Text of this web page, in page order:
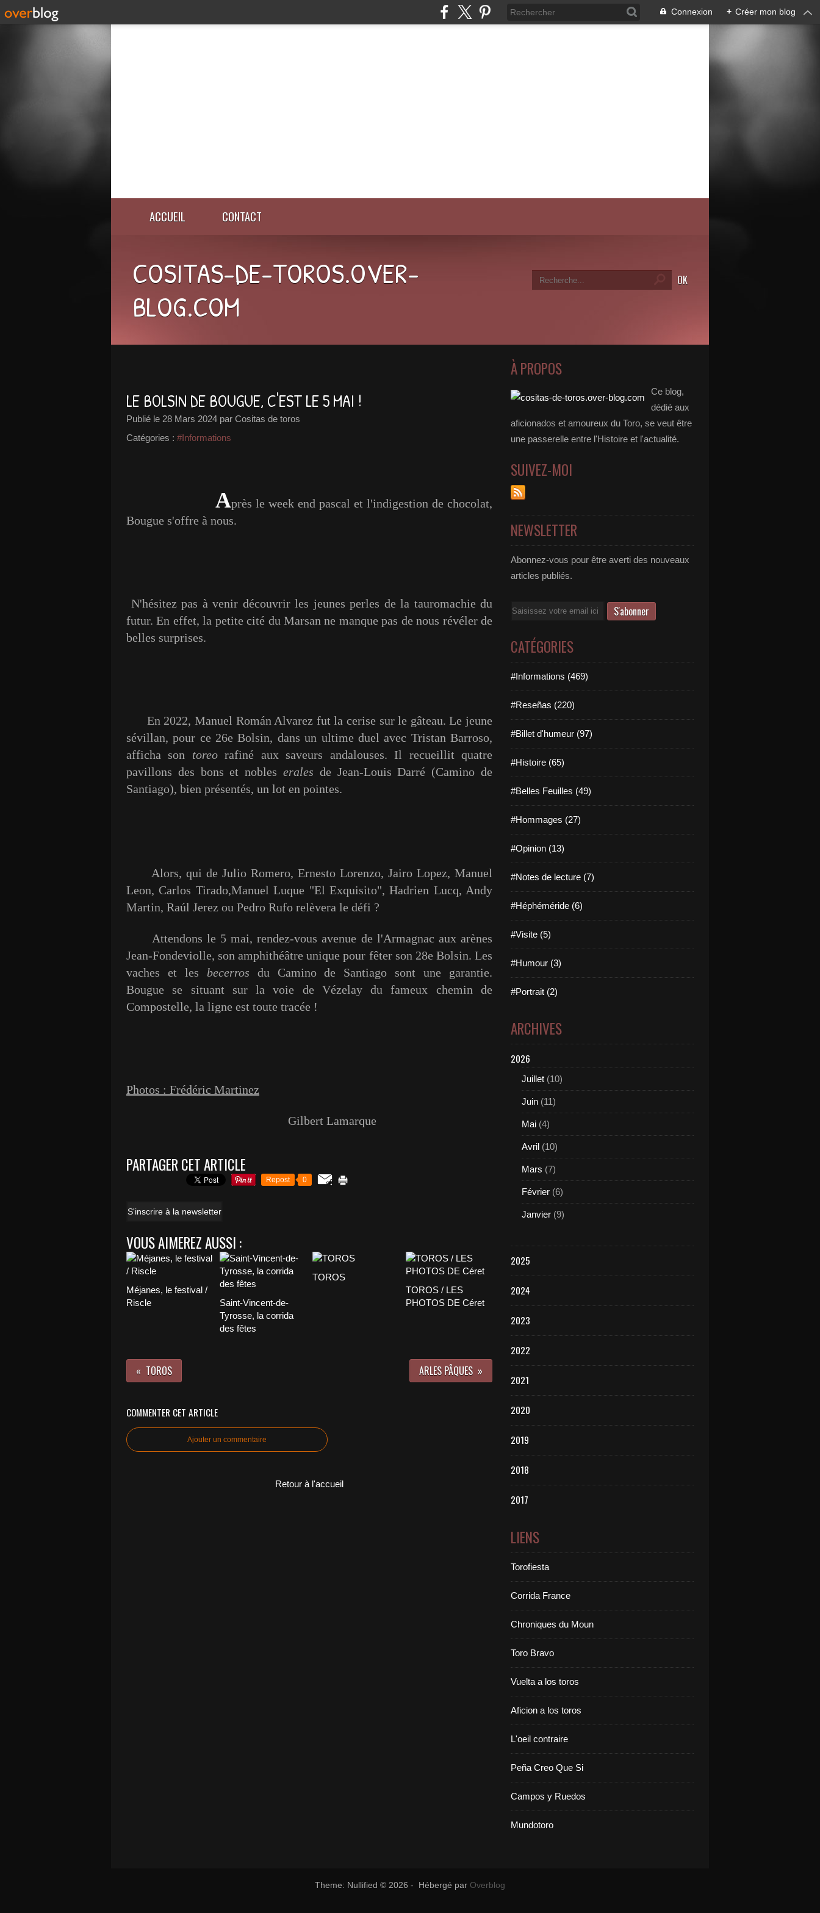
Connexion + Créer mon blog
ACCUEIL CONTACT
COSITAS-DE-TOROS.OVER-
BLOG.COM
LE BOLSIN DE BOUGUE, C'EST LE 5 MAI !
Publié le 28 Mars 2024 par Cositas de toros
Catégories : #Informations
Après le week end pascal et l'indigestion de chocolat,
Bougue s'offre à nous.
N'hésitez pas à venir découvrir les jeunes perles de la tauromachie du
futur. En effet, la petite cité du Marsan ne manque pas de nous révéler de
belles surprises.
En 2022, Manuel Román Alvarez fut la cerise sur le gâteau. Le jeune
sévillan, pour ce 26e Bolsin, dans un ultime duel avec Tristan Barroso,
afficha son toreorafiné aux saveurs andalouses. Il recueillit quatre
pavillons des bons et nobles erales de Jean-Louis Darré (Camino de
Santiago), bien présentés, un lot en pointes.
Alors, qui de Julio Romero, Ernesto Lorenzo, Jairo Lopez, Manuel
Leon, Carlos Tirado,Manuel Luque "El Exquisito", Hadrien Lucq, Andy
Martin, Raúl Jerez ou Pedro Rufo relèvera le défi ?
Attendons le 5 mai, rendez-vous avenue de l'Armagnac aux arènes
Jean-Fondeviolle, son amphithéâtre unique pour fêter son 28e Bolsin. Les
vaches et les becerros du Camino de Santiago sont une garantie.
Bougue se situant sur la voie de Vézelay du fameux chemin de
Compostelle, la ligne est toute tracée !
Photos : Frédéric Martinez
Gilbert Lamarque
PARTAGER CET ARTICLE
Repost 0
S'inscrire à la newsletter
VOUS AIMEREZ AUSSI :
Méjanes, le festival /
Riscle
Saint-Vincent-de-
Tyrosse, la corrida
des fêtes
TOROS
TOROS / LES
PHOTOS DE Céret
TOROS ARLES PÂQUES
COMMENTER CET ARTICLE
Ajouter un commentaire
Retour à l'accueil
À PROPOS
Ce blog,
dédié aux
aficionados et amoureux du Toro, se veut être
une passerelle entre l'Histoire et l'actualité.
SUIVEZ-MOI
NEWSLETTER
Abonnez-vous pour être averti des nouveaux
articles publiés.
Email
CATÉGORIES
#Informations (469)
#Reseñas (220)
#Billet d'humeur (97)
#Histoire (65)
#Belles Feuilles (49)
#Hommages (27)
#Opinion (13)
#Notes de lecture (7)
#Héphéméride (6)
#Visite (5)
#Humour (3)
#Portrait (2)
ARCHIVES
2026
Juillet (10)
Juin (11)
Mai (4)
Avril (10)
Mars (7)
Février (6)
Janvier (9)
2025
2024
2023
2022
2021
2020
2019
2018
2017
LIENS
Torofiesta
Corrida France
Chroniques du Moun
Toro Bravo
Vuelta a los toros
Aficion a los toros
L'oeil contraire
Peña Creo Que Si
Campos y Ruedos
Mundotoro
Theme: Nullified © 2026 - Hébergé par Overblog